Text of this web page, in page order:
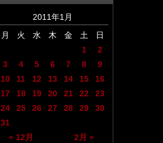
2011年1月
月
火 水 木 金 土 日
« 12月 2月 »
1
2
3
4 5 6 7 8
9
10
11 12 13 14 15
16
17
18 19 20 21 22
23
24
25 26 27 28 29
30
31